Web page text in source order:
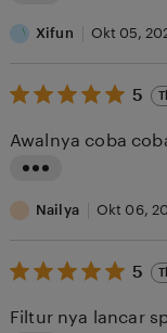
i
t
n
r
v
e
Xifun Okt 05,
5
out
5
stars
5
i
t
n
Awalnya coba
Nailya Okt 06,
5
out
5
5
Filtur nya lancar